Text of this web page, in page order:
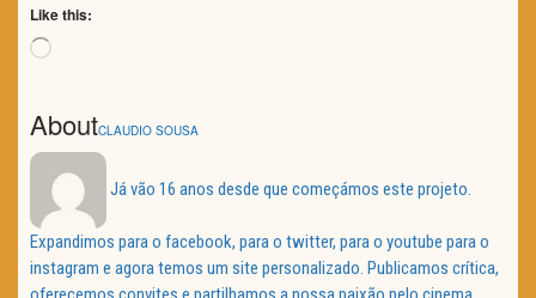
Like this:
Loading…
AboutCLAUDIO SOUSA
Já vão 16 anos desde que começámos este projeto.
Expandimos para o facebook, para o twitter, para o youtube para o
instagram e agora temos um site personalizado. Publicamos crítica,